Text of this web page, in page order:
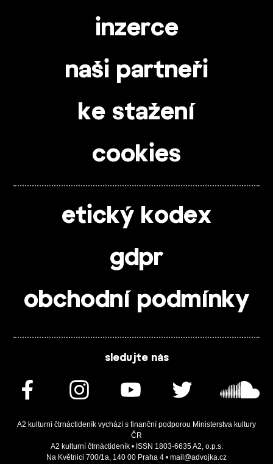
inzerce
naši partneři
ke stažení
cookies
etický kodex
gdpr
obchodní podmínky
sledujte nás
A2 kulturní čtrnáctideník vychází s finanční podporou Ministerstva kultury
ČR
A2 kulturní čtrnáctideník • ISSN 1803-6635 A2, o.p.s.
Na Květnici 700/1a, 140 00 Praha 4 • mail@advojka.cz